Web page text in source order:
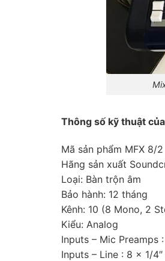
Thông số kỹ thuật
Mã sản phẩm MFX 8/2
Hãng sản xuất
Loại: Bàn trộn âm
Bảo hành: 12 tháng
Kênh: 10 (8 Mono, 2
Kiểu: Analog
Inputs – Mic Preamps
Inputs – Line : 8 x 1/